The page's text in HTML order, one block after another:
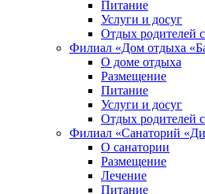
Питание
Услуги и досуг
Отдых родителей
Филиал «Дом отдыха
О доме отдыха
Размещение
Питание
Услуги и досуг
Отдых родителей
Филиал «Санаторий
О санатории
Размещение
Лечение
Питание